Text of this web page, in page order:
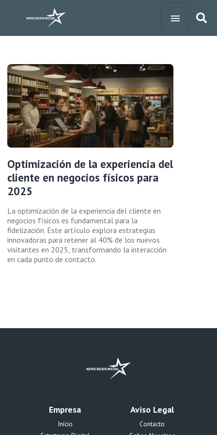
Optimización de la experiencia del
cliente en negocios físicos para
2025
La optimización de la experiencia del cliente en
negocios físicos es fundamental para la
fidelización. Este artículo explora estrategias
innovadoras para retener al 40% de los nuevos
visitantes en 2025, transformando la interacción
en cada punto de contacto.
Empresa
Início
Aviso Legal
Contacto